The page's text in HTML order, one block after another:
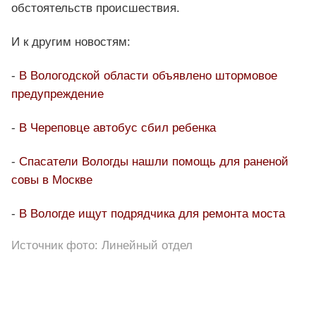
обстоятельств происшествия.
И к другим новостям:
- В Вологодской области объявлено штормовое
предупреждение
- В Череповце автобус сбил ребенка
- Спасатели Вологды нашли помощь для раненой
совы в Москве
- В Вологде ищут подрядчика для ремонта моста
Источник фото: Линейный отдел